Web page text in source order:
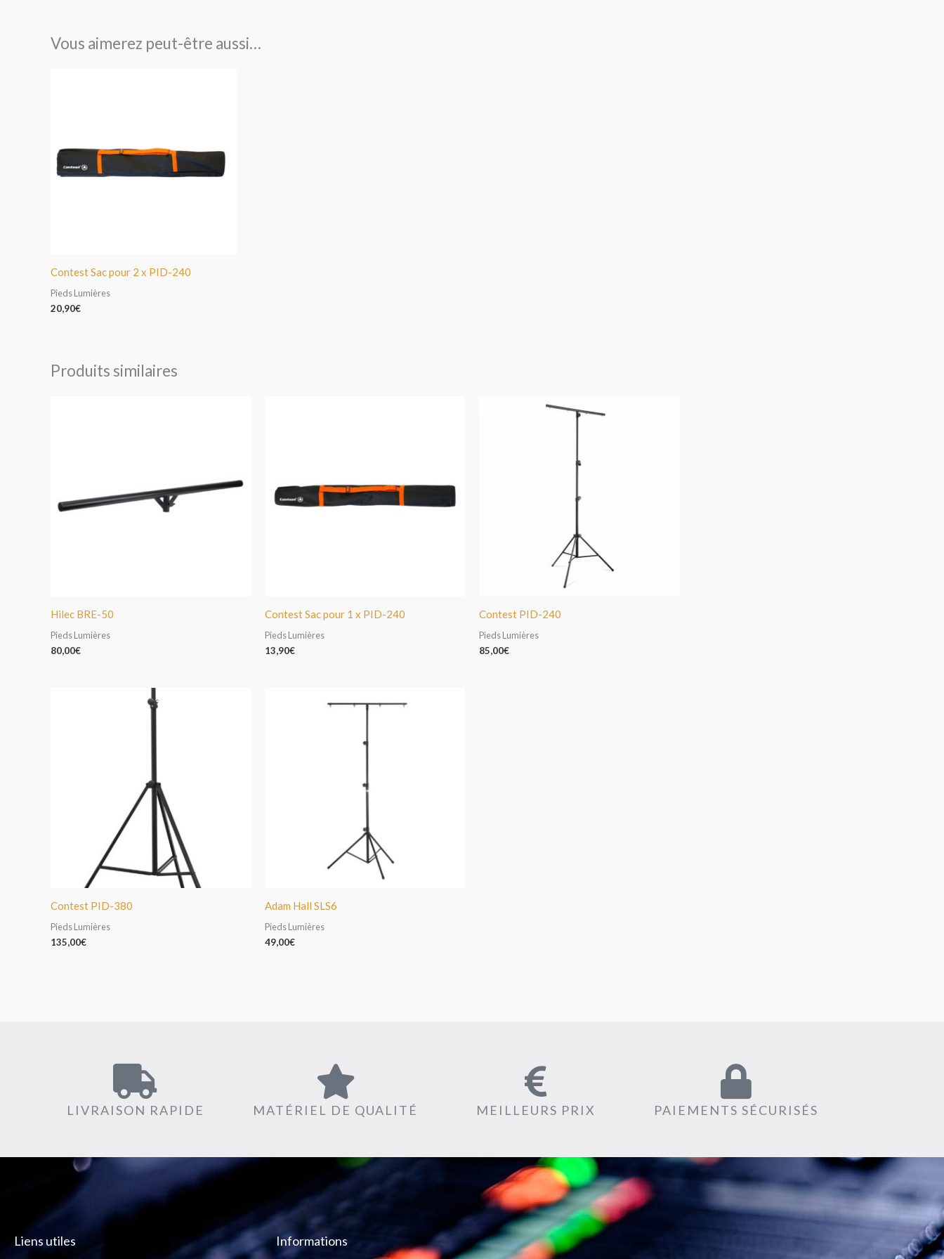
Vous aimerez peut-être aussi…
Contest Sac pour 2 x PID-240
Pieds Lumières
20,90€
Produits similaires
Hilec BRE-50
Pieds Lumières
80,00€
Contest Sac pour 1 x PID-240
Pieds Lumières
13,90€
Contest PID-240
Pieds Lumières
85,00€
Contest PID-380
Pieds Lumières
135,00€
Adam Hall SLS6
Pieds Lumières
49,00€
LIVRAISON RAPIDE MATÉRIEL DE QUALITÉ MEILLEURS PRIX PAIEMENTS SÉCURISÉS
Liens utiles Informations